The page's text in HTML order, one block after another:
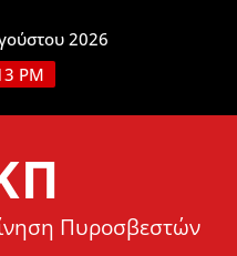
2026
PM
Πυροσβεστών